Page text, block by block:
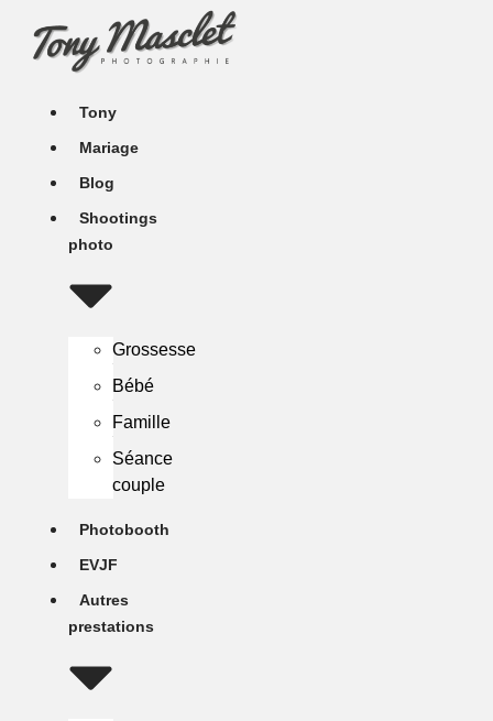
contenu
Tony
Mariage
Blog
Shootings
photo
Grossesse
Bébé
Famille
Séance
couple
Photobooth
EVJF
Autres
prestations